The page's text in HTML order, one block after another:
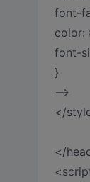
font-
color:
font-
}
-->
</
</